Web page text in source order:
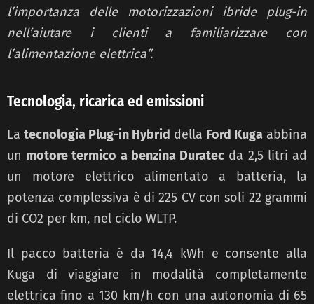
l’importanza delle motorizzazioni ibride plug-in
nell’aiutare i clienti a familiarizzare con
l’alimentazione elettrica”.
Tecnologia, ricarica ed emissioni
La tecnologia Plug-in Hybrid della Ford Kuga abbina
un motore termico a benzina Duratec da 2,5 litri ad
un motore elettrico alimentato a batteria, la
potenza complessiva è di 225 CV con soli 22 grammi
di CO2 per km, nel ciclo WLTP.
Il pacco batteria è da 14,4
kWh e consente alla
Kuga di viaggiare in modalità completamente
elettrica fino a 130 km/h con una autonomia di 65